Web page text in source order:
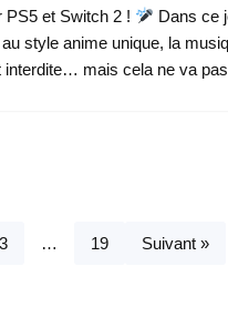
PS5 et Switch 2 !
Dans ce
style anime unique, la
interdite… mais cela ne va
3 … 19 Suivant »